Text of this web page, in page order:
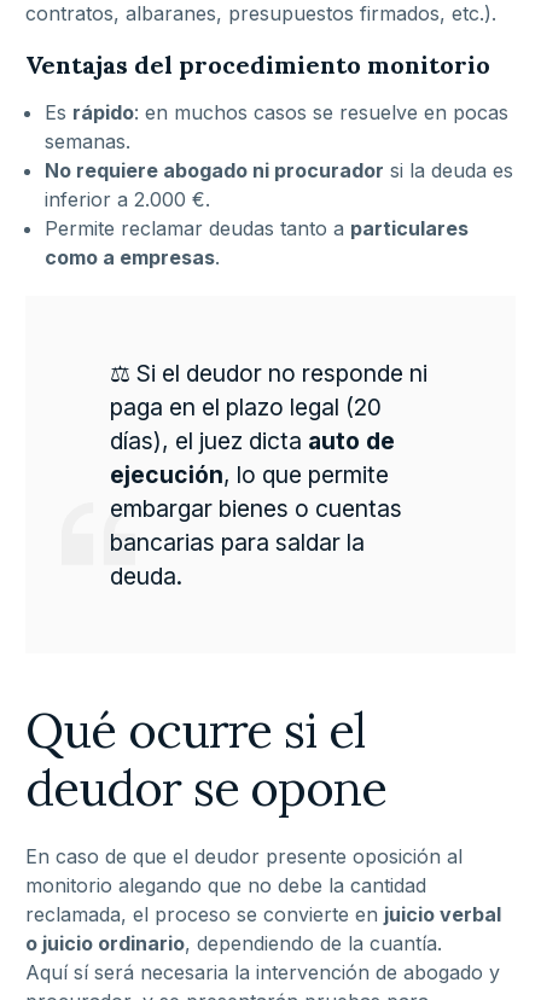
contratos, albaranes, presupuestos firmados, etc.).
Ventajas del procedimiento monitorio
Es rápido: en muchos casos se resuelve en pocas
semanas.
No requiere abogado ni procurador si la deuda es
inferior a 2.000 €.
Permite reclamar deudas tanto a particulares
como a empresas.
⚖️ Si el deudor no responde ni
paga en el plazo legal (20
días), el juez dicta auto de
ejecución, lo que permite
embargar bienes o cuentas
bancarias para saldar la
deuda.
Qué ocurre si el
deudor se opone
En caso de que el deudor presente oposición al
monitorio alegando que no debe la cantidad
reclamada, el proceso se convierte en juicio verbal
o juicio ordinario, dependiendo de la cuantía.
Aquí sí será necesaria la intervención de abogado y